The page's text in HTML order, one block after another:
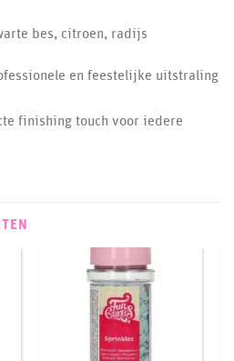
bes, citroen, radijs
en feestelijke uitstraling
finishing touch voor iedere